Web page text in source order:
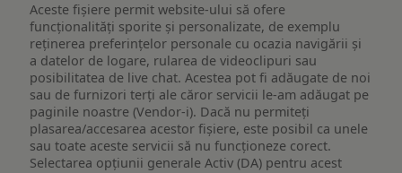
Aceste fișiere permit website-ului să ofere
funcționalități sporite și personalizate, de exemplu
reţinerea preferinţelor personale cu ocazia navigării și
a datelor de logare, rularea de videoclipuri sau
posibilitatea de live chat. Acestea pot fi adăugate de noi
sau de furnizori terți ale căror servicii le-am adăugat pe
paginile noastre (Vendor-i). Dacă nu permiteți
plasarea/accesarea acestor fișiere, este posibil ca unele
sau toate aceste servicii să nu funcționeze corect.
Selectarea opțiunii generale Activ (DA) pentru acest